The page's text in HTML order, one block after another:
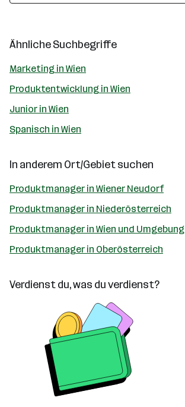
Ähnliche Suchbegriffe
Marketing in Wien
Produktentwicklung in Wien
Junior in Wien
Spanisch in Wien
In anderem Ort/Gebiet suchen
Produktmanager in Wiener Neudorf
Produktmanager in Niederösterreich
Produktmanager in Wien und Umgebung
Produktmanager in Oberösterreich
Verdienst du, was du verdienst?